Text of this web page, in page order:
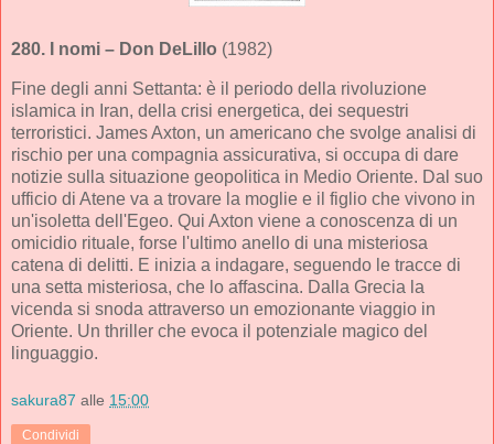
280. I nomi – Don DeLillo (1982)
Fine degli anni Settanta: è il periodo della rivoluzione
islamica in Iran, della crisi energetica, dei sequestri
terroristici. James Axton, un americano che svolge analisi di
rischio per una compagnia assicurativa, si occupa di dare
notizie sulla situazione geopolitica in Medio Oriente. Dal suo
ufficio di Atene va a trovare la moglie e il figlio che vivono in
un'isoletta dell'Egeo. Qui Axton viene a conoscenza di un
omicidio rituale, forse l'ultimo anello di una misteriosa
catena di delitti. E inizia a indagare, seguendo le tracce di
una setta misteriosa, che lo affascina. Dalla Grecia la
vicenda si snoda attraverso un emozionante viaggio in
Oriente. Un thriller che evoca il potenziale magico del
linguaggio.
sakura87 alle 15:00
Condividi